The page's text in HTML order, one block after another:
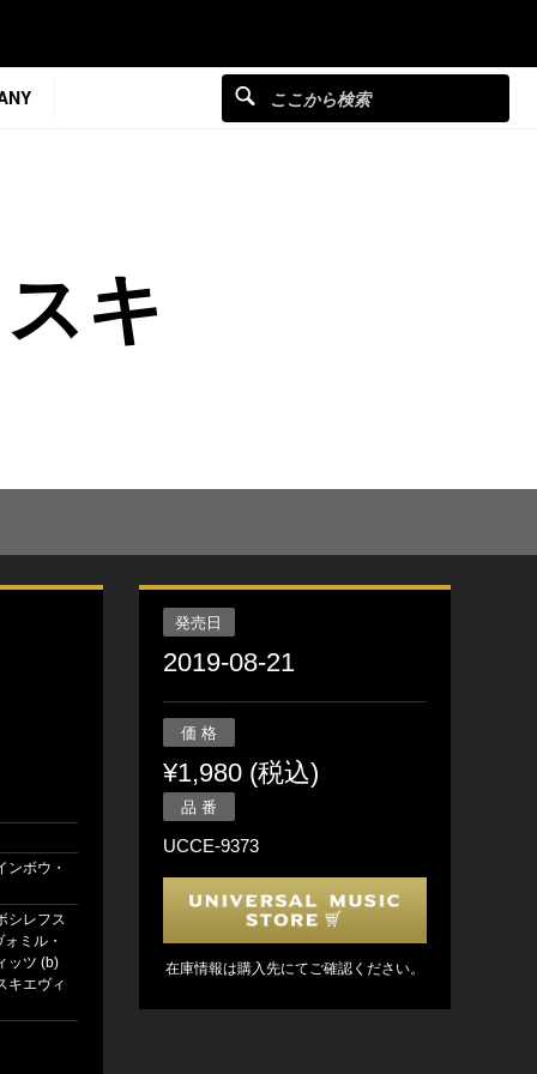
キ
ンボウ・
シレフス
ミル・
ッツ (b)
キエヴィ
発売日
2019-08-21
価 格
¥1,980 (税込)
品 番
UCCE-9373
在庫情報は購入先にてご確認ください。